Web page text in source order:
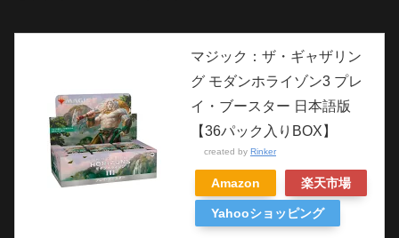
マジック：ザ・ギャザリン
グ モダンホライゾン3 プレ
イ・ブースター 日本語版
【36パック入りBOX】
created by Rinker
Amazon 楽天市場
Yahooショッピング